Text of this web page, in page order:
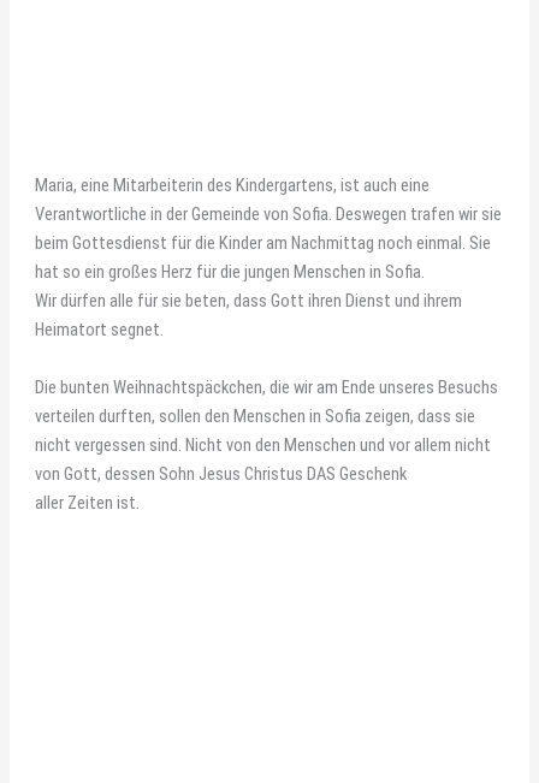
Maria, eine Mitarbeiterin des Kindergartens, ist auch eine
Verantwortliche in der Gemeinde von Sofia. Deswegen trafen wir sie
beim Gottesdienst für die Kinder am Nachmittag noch einmal. Sie
hat so ein großes Herz für die jungen Menschen in Sofia.
Wir dürfen alle für sie beten, dass Gott ihren Dienst und ihrem
Heimatort segnet.
Die bunten Weihnachtspäckchen, die wir am Ende unseres Besuchs
verteilen durften, sollen den Menschen in Sofia zeigen, dass sie
nicht vergessen sind. Nicht von den Menschen und vor allem nicht
von Gott, dessen Sohn Jesus Christus DAS Geschenk
aller Zeiten ist.